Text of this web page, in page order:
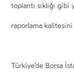
toplantı sıklığı
raporlama
Türkiye’de Borsa